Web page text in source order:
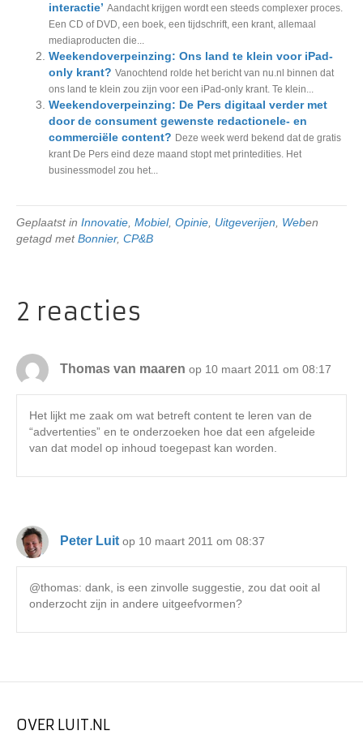
interactie’ Aandacht krijgen wordt een steeds complexer proces.
Een CD of DVD, een boek, een tijdschrift, een krant, allemaal
mediaproducten die...
Weekendoverpeinzing: Ons land te klein voor iPad-
only krant? Vanochtend rolde het bericht van nu.nl binnen dat
ons land te klein zou zijn voor een iPad-only krant. Te klein...
Weekendoverpeinzing: De Pers digitaal verder met
door de consument gewenste redactionele- en
commerciële content? Deze week werd bekend dat de gratis
krant De Pers eind deze maand stopt met printedities. Het
businessmodel zou het...
Geplaatst in Innovatie Mobiel, Opinie Uitgeverijen Weben
getagd metBonnier, CP&B
2 reacties
Thomas van maaren op 10 maart 2011 om 08:17
Het lijkt me zaak om wat betreft content te leren van de
“advertenties” en te onderzoeken hoe dat een afgeleide
van dat model op inhoud toegepast kan worden.
Peter Luit op 10 maart 2011 om 08:37
@thomas: dank, is een zinvolle suggestie, zou dat ooit al
onderzocht zijn in andere uitgeefvormen?
OVER LUIT.NL